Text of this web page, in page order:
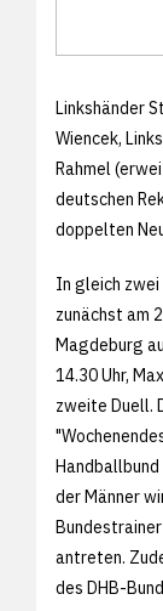
Linkshänder
Wiencek,
Rahmel
deutschen
doppelten
In gleich
zunächst am
Magdeburg
14.30 Uhr,
zweite Duell.
der Männer
antreten.
des DHB-